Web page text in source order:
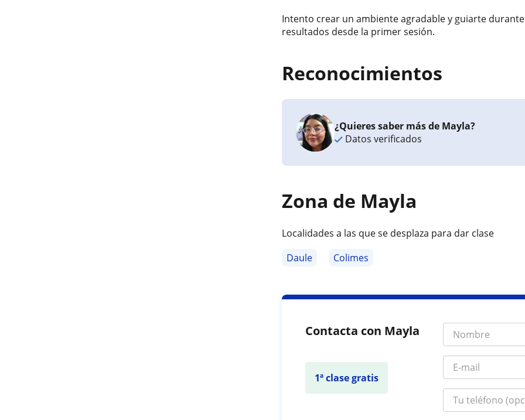
Intento crear un ambiente agradable y guiarte
resultados desde la primer sesión.
Reconocimientos
¿Quieres saber más de Mayla?
Datos verificados
Zona de Mayla
Localidades a las que se desplaza para dar clase
Daule
Colimes
Contacta con Mayla
1ª clase gratis